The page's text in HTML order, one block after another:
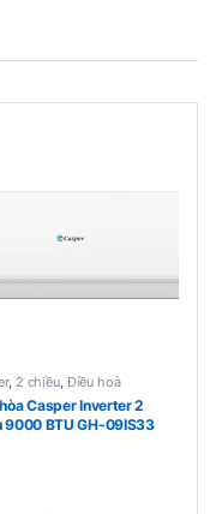
, 2 chiều, Điều hoà
Casper Inverter 2
9000 BTU GH-09IS33